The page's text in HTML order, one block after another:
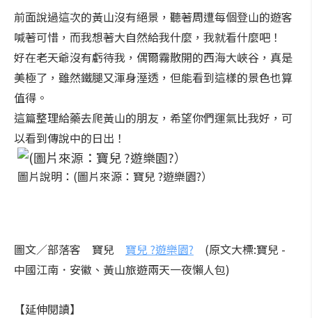
前面說過這次的黃山沒有絕景，聽著周遭每個登山的遊客
喊著可惜，而我想著大自然給我什麼，我就看什麼吧！
好在老天爺沒有虧待我，偶爾霧散開的西海大峽谷，真是
美極了，雖然鐵腿又渾身溼透，但能看到這樣的景色也算
值得。
這篇整理給藥去爬黃山的朋友，希望你們運氣比我好，可
以看到傳說中的日出！
圖片說明：(圖片來源：寶兒 ?遊樂園?）
圖文／部落客 寶兒 寶兒 ?遊樂園? (原文大標:寶兒 -
中國江南．安徽、黃山旅遊兩天一夜懶人包)
【延伸閱讀】